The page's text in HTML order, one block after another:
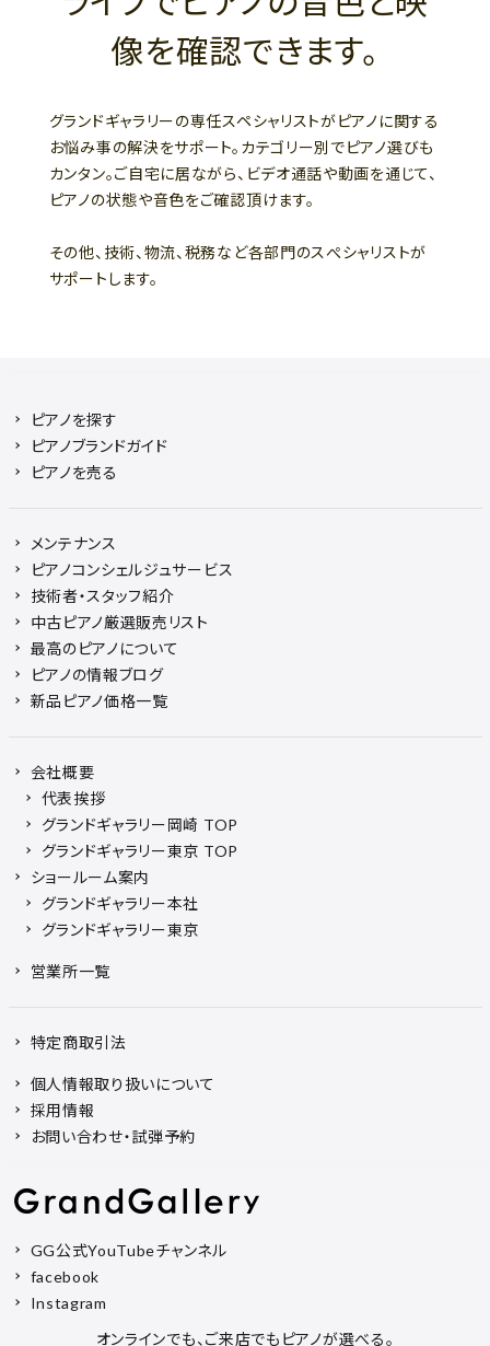
像を確認できます。
グランドギャラリーの専任スペシャリストがピアノに関する
お悩み事の解決をサポート。カテゴリー別でピアノ選びも
カンタン。ご自宅に居ながら、ビデオ通話や動画を通じて、
ピアノの状態や音色をご確認頂けます。
その他、技術、物流、税務など各部門のスぺシャリストが
サポートします。
ピアノを探す
ピアノブランドガイド
ピアノを売る
メンテナンス
ピアノコンシェルジュサービス
技術者・スタッフ紹介
中古ピアノ厳選販売リスト
最高のピアノについて
ピアノの情報ブログ
新品ピアノ価格一覧
会社概要
代表挨拶
グランドギャラリー岡崎 TOP
グランドギャラリー東京 TOP
ショールーム案内
グランドギャラリー本社
グランドギャラリー東京
営業所一覧
特定商取引法
個人情報取り扱いについて
採用情報
お問い合わせ・試弾予約
GG公式YouTubeチャンネル
facebook
Instagram
オンラインでも、ご来店でもピアノが選べる。